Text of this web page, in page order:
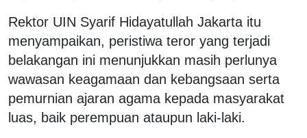
Rektor UIN Syarif Hidayatullah Jakarta itu
menyampaikan, peristiwa teror yang terjadi
belakangan ini menunjukkan masih perlunya
wawasan keagamaan dan kebangsaan serta
pemurnian ajaran agama kepada masyarakat
luas, baik perempuan ataupun laki-laki.